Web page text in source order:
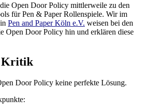
Open Door Policy mittlerweile zu den
für Pen & Paper Rollenspiele. Wir im
Pen and Paper Köln e.V. weisen bei den
Open Door Policy hin und erklären diese
Kritik
Door Policy keine perfekte Lösung.